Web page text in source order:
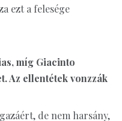
ezt a felesége
míg Giacinto
Az ellentétek vonzzák
de nem harsány,